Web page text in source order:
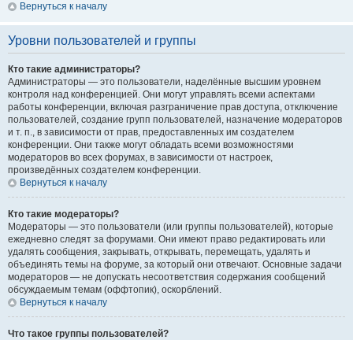
Вернуться к началу
Уровни пользователей и группы
Кто такие администраторы?
Администраторы — это пользователи, наделённые высшим уровнем
контроля над конференцией. Они могут управлять всеми аспектами
работы конференции, включая разграничение прав доступа, отключение
пользователей, создание групп пользователей, назначение модераторов
и т. п., в зависимости от прав, предоставленных им создателем
конференции. Они также могут обладать всеми возможностями
модераторов во всех форумах, в зависимости от настроек,
произведённых создателем конференции.
Вернуться к началу
Кто такие модераторы?
Модераторы — это пользователи (или группы пользователей), которые
ежедневно следят за форумами. Они имеют право редактировать или
удалять сообщения, закрывать, открывать, перемещать, удалять и
объединять темы на форуме, за который они отвечают. Основные задачи
модераторов — не допускать несоответствия содержания сообщений
обсуждаемым темам (оффтопик), оскорблений.
Вернуться к началу
Что такое группы пользователей?